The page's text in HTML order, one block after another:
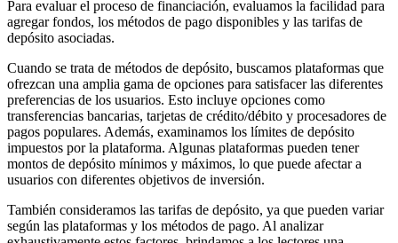
Para evaluar el proceso de financiación, evaluamos la facilidad para
agregar fondos, los métodos de pago disponibles y las tarifas de
depósito asociadas.
Cuando se trata de métodos de depósito, buscamos plataformas que
ofrezcan una amplia gama de opciones para satisfacer las diferentes
preferencias de los usuarios. Esto incluye opciones como
transferencias bancarias, tarjetas de crédito/débito y procesadores de
pagos populares. Además, examinamos los límites de depósito
impuestos por la plataforma. Algunas plataformas pueden tener
montos de depósito mínimos y máximos, lo que puede afectar a
usuarios con diferentes objetivos de inversión.
También consideramos las tarifas de depósito, ya que pueden variar
según las plataformas y los métodos de pago. Al analizar